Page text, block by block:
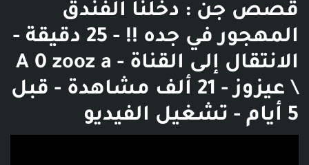
قصص جن : دخلنا الفندق
المهجور في جده !! - 25 دقيقة -
الانتقال إلى القناة - A 0 zooz a
\ عيزوز - 21 ألف مشاهدة - قبل
5 أيام - تشغيل الفيديو